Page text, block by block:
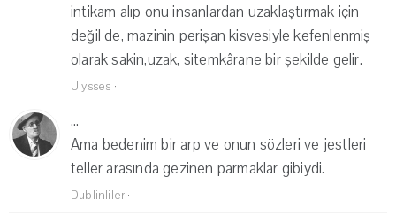
intikam alıp onu insanlardan uzaklaştırmak için
değil de, mazinin perişan kisvesiyle kefenlenmiş
olarak sakin,uzak, sitemkârane bir şekilde gelir.
Ulysses ·
...
Ama bedenim bir arp ve onun sözleri ve jestleri
teller arasında gezinen parmaklar gibiydi.
Dublinliler ·